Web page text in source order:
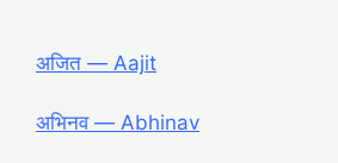
अजित ― Aajit
अभिनव ― Abhinav